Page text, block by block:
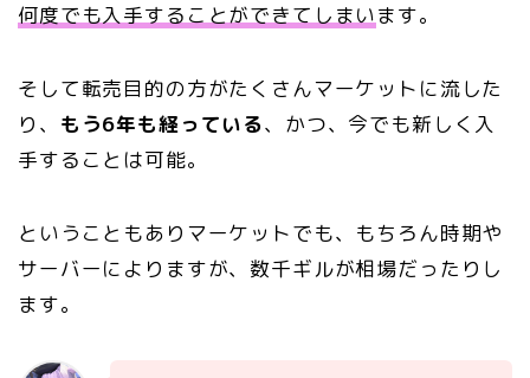
何度でも入手することができてしまいます。
そして転売目的の方がたくさんマーケットに流した
り、 もう6年も経っている、かつ、今でも新しく入
手することは可能。
ということもありマーケットでも、もちろん時期や
サーバーによりますが、数千ギルが相場だったりし
ます。